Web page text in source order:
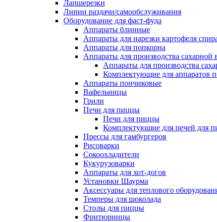
Лапшерезки
Линии раздачи/самообслуживания
Оборудование для фаст-фуда
Аппараты блинные
Аппараты для нарезки картофеля
Аппараты для попкорна
Аппараты для производства сахарной
Аппараты для производства
Комплектующие для аппаратов
Аппараты пончиковые
Вафельницы
Грили
Печи для пиццы
Печи для пиццы
Комплектующие для печей для
Прессы для гамбургеров
Рисоварки
Сокоохладители
Кукурузоварки
Аппараты для хот-догов
Установки Шаурма
Аксессуары для теплового
Темперы для шоколада
Столы для пиццы
Фритюрницы